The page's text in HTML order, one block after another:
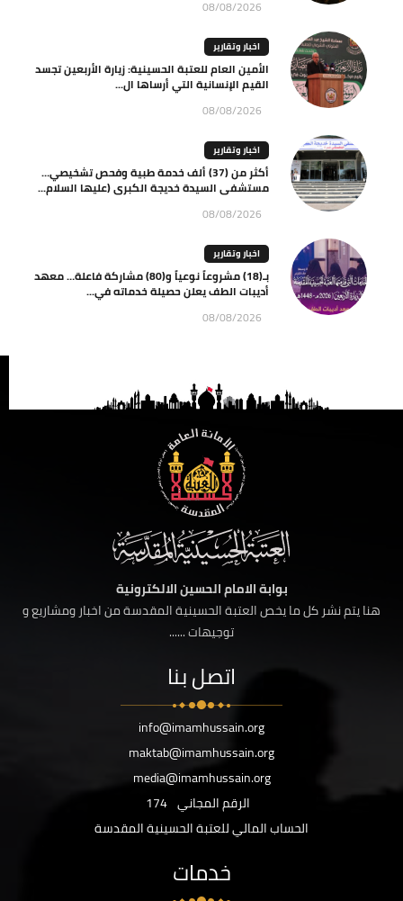
08/08/2026
اخبار وتقارير
الأمين العام للعتبة الحسينية: زيارة الأربعين تجسد
القيم الإنسانية التي أرساها ال...
08/08/2026
اخبار وتقارير
أكثر من (37) ألف خدمة طبية وفحص تشخيصي…
مستشفى السيدة خديجة الكبرى (عليها السلام...
08/08/2026
اخبار وتقارير
بـ(18) مشروعاً نوعياً و(80) مشاركة فاعلة… معهد
أديبات الطف يعلن حصيلة خدماته في...
08/08/2026
بوابة الامام الحسين الالكترونية
هنا يتم نشر كل ما يخص العتبة الحسينية المقدسة من اخبار ومشاريع و
توجيهات ......
اتصل بنا
info@imamhussain.org
maktab@imamhussain.org
media@imamhussain.org
الرقم المجاني 174
الحساب المالي للعتبة الحسينية المقدسة
خدمات